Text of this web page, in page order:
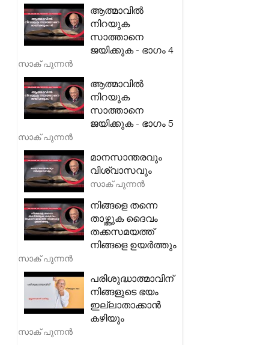
ആത്മാവിൽ
നിറയുക
സാത്താനെ
ജയിക്കുക - ഭാഗം 4
സാക് പുന്നൻ
ആത്മാവിൽ
നിറയുക
സാത്താനെ
ജയിക്കുക - ഭാഗം 5
സാക് പുന്നൻ
മാനസാന്തരവും
വിശ്വാസവും
സാക് പുന്നൻ
നിങ്ങളെ തന്നെ
താഴ്ത്തുക ദൈവം
തക്കസമയത്ത്
നിങ്ങളെ ഉയർത്തും
സാക് പുന്നൻ
പരിശുദ്ധാത്മാവിന്
നിങ്ങളുടെ ഭയം
ഇല്ലാതാക്കാൻ
കഴിയും
സാക് പുന്നൻ